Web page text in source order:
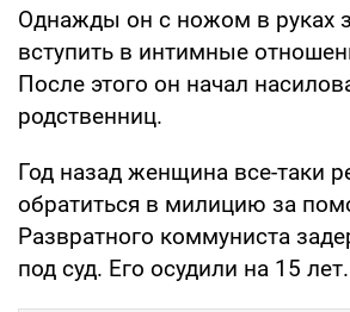
Однажды он с ножом в руках
вступить в интимные
После этого он начал
родственниц.
Год назад женщина все-таки
обратиться в милицию за
Развратного коммуниста
под суд. Его осудили на 15 лет.